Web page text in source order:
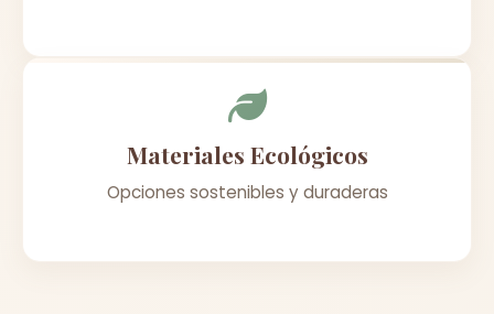
Materiales Ecológicos
Opciones sostenibles y duraderas